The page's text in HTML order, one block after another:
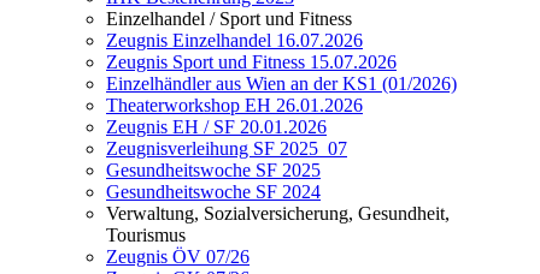
Einzelhandel / Sport und Fitness
Zeugnis Einzelhandel 16.07.2026
Zeugnis Sport und Fitness 15.07.2026
Einzelhändler aus Wien an der KS1 (01/2026)
Theaterworkshop EH 26.01.2026
Zeugnis EH / SF 20.01.2026
Zeugnisverleihung SF 2025_07
Gesundheitswoche SF 2025
Gesundheitswoche SF 2024
Verwaltung, Sozialversicherung, Gesundheit,
Tourismus
Zeugnis ÖV 07/26